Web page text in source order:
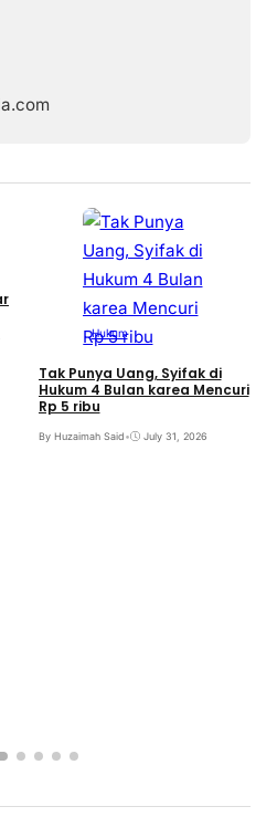
Hukum
Tak Punya Uang, Syifak di
Hukum 4 Bulan karea Mencuri
Rp 5 ribu
By Huzaimah Said• July 31, 2026